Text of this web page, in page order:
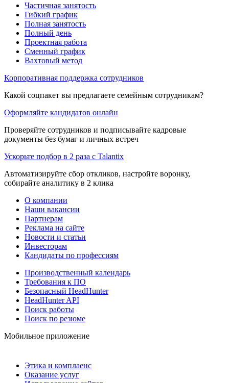
Частичная занятость
Гибкий график
Полная занятость
Полный день
Проектная работа
Сменный график
Вахтовый метод
Корпоративная поддержка сотрудников
Какой соцпакет вы предлагаете семейным сотрудникам?
Оформляйте кандидатов онлайн
Проверяйте сотрудников и подписывайте кадровые
документы без бумаг и личных встреч
Ускорьте подбор в 2 раза с Talantix
Автоматизируйте сбор откликов, настройте воронку,
собирайте аналитику в 2 клика
О компании
Наши вакансии
Партнерам
Реклама на сайте
Новости и статьи
Инвесторам
Кандидаты по профессиям
Производственный календарь
Требования к ПО
Безопасный HeadHunter
HeadHunter API
Поиск работы
Поиск по резюме
Мобильное приложение
Этика и комплаенс
Оказание услуг